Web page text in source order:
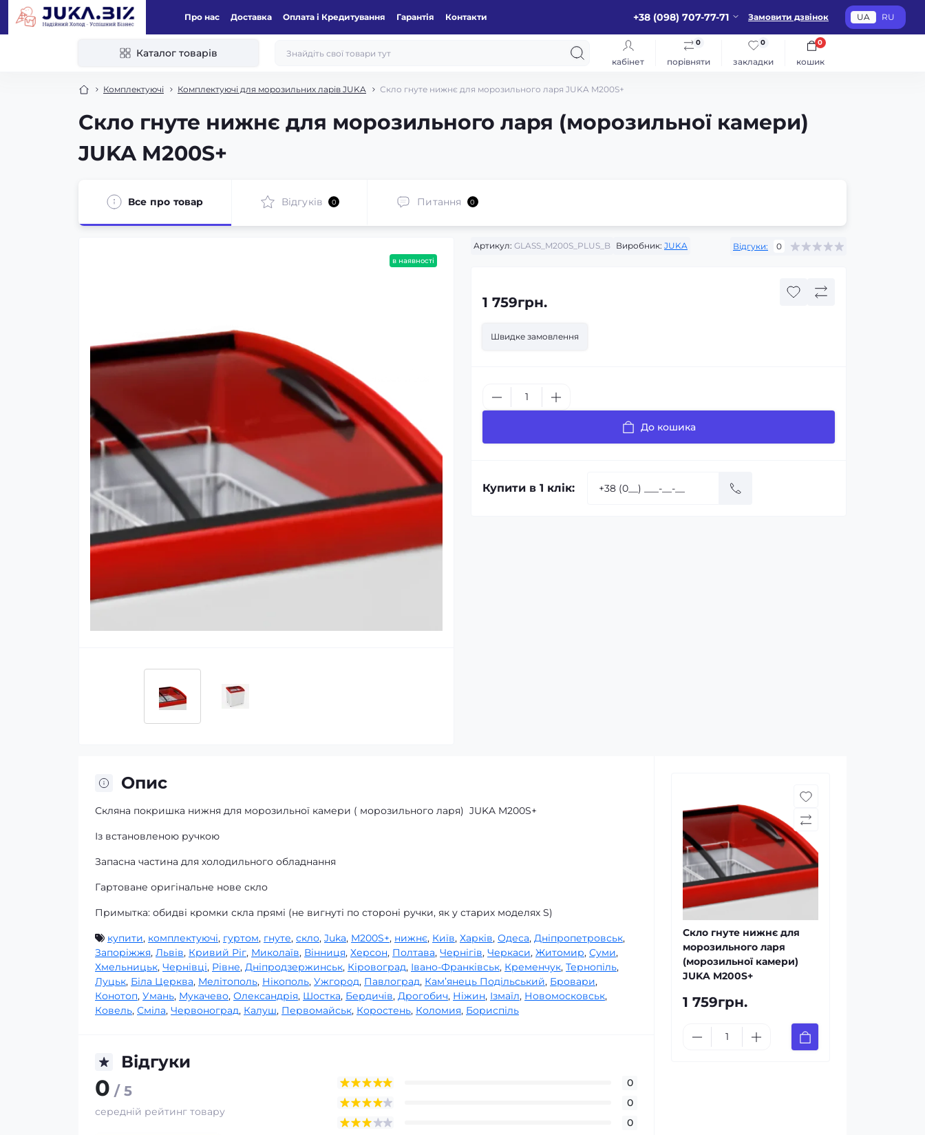
Про нас Доставка Оплата і Кредитування Гарантія Контакти +38 (098) 707-77-71 Замовити дзвінок UA RU
Каталог товарів
кабінет порівняти
0
закладки
0
кошик
0
Комплектуючі Комплектуючі для морозильних ларів JUKA Скло гнуте нижнє для морозильного ларя JUKA M200S+
Скло гнуте нижнє для морозильного ларя (морозильної камери)
JUKA M200S+
Все про товар Відгуків 0 Питання 0
в наявності
Артикул: GLASS_M200S_PLUS_B Виробник: JUKA Відгуки: 0
1 759грн.
Швидке замовлення
До кошика
Купити в 1 клік:
Опис
Скляна покришка нижня для морозильної камери ( морозильного ларя) JUKA M200S+
Із встановленою ручкою
Запасна частина для холодильного обладнання
Гартоване оригінальне нове скло
Примытка: обидві кромки скла прямі (не вигнуті по стороні ручки, як у старих моделях S)
купити, комплектуючі, гуртом, гнуте, скло, Juka, M200S+, нижнє, Київ, Харків, Одеса, Дніпропетровськ,
Запоріжжя, Львів, Кривий Ріг, Миколаїв, Вінниця, Херсон, Полтава, Чернігів, Черкаси, Житомир, Суми,
Хмельницьк, Чернівці, Рівне, Дніпродзержинськ, Кіровоград, Івано-Франківськ, Кременчук, Тернопіль,
Луцьк, Біла Церква, Мелітополь, Нікополь, Ужгород, Павлоград, Кам’янець Подільський, Бровари,
Конотоп, Умань, Мукачево, Олександрія, Шостка, Бердичів, Дрогобич, Ніжин, Ізмаїл, Новомосковськ,
Ковель, Сміла, Червоноград, Калуш, Первомайськ, Коростень, Коломия, Бориспіль
Відгуки
0 / 5
середній рейтинг товару
0
0
0
Скло гнуте нижнє для
морозильного ларя
(морозильної камери)
JUKA M200S+
1 759грн.